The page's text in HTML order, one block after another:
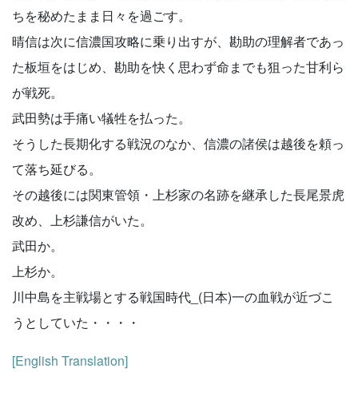
ちを秘めたまま日々を過ごす。
晴信は次に信濃国攻略に乗り出すが、勘助の理解者であっ
た板垣をはじめ、勘助を快く思わず命までも狙った甘利ら
が戦死。
武田勢は手痛い犠牲を払った。
そうした長期化する戦況のなか、信濃の諸侯は越後を頼っ
て落ち延びる。
その越後には関東管領・上杉家の名跡を継承した長尾景虎
改め、上杉謙信がいた。
武田か。
上杉か。
川中島を主戦場とする戦国時代_(日本)一の血戦が近づこ
うとしていた・・・・
[English Translation]